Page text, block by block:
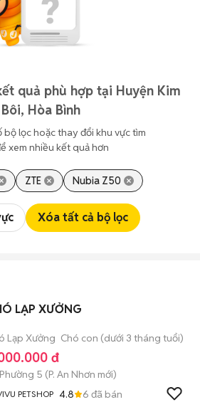
quả phù hợp tại Huyện Kim
Bôi, Hòa Bình
bộ lọc hoặc thay đổi khu vực tìm
xem nhiều kết quả hơn
ZTE Nubia Z50
Xóa tất cả bộ lọc
LẠP XƯỞNG
Lạp Xưởng Chó con (dưới 3 tháng tuổi)
đ
Phường 5 (P. An Nhơn mới)
PETSHOP 4.8 6 đã bán